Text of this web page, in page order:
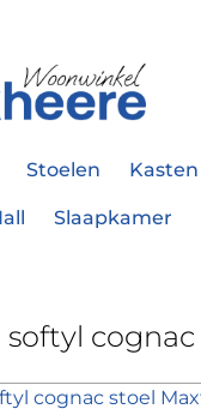
Stoelen Kasten
Slaapkamer
softyl cognac